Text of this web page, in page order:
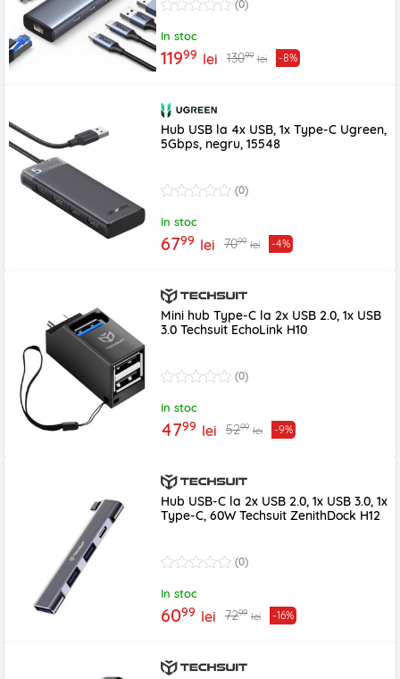
(0)
In stoc
11999 lei 13099 lei -8%
Hub USB la 4x USB, 1x Type-C Ugreen,
5Gbps, negru, 15548
(0)
In stoc
6799 lei 7099 lei -4%
Mini hub Type-C la 2x USB 2.0, 1x USB
3.0 Techsuit EchoLink H10
(0)
In stoc
4799 lei 5299 lei -9%
Hub USB-C la 2x USB 2.0, 1x USB 3.0, 1x
Type-C, 60W Techsuit ZenithDock H12
(0)
In stoc
6099 lei 7299 lei -16%